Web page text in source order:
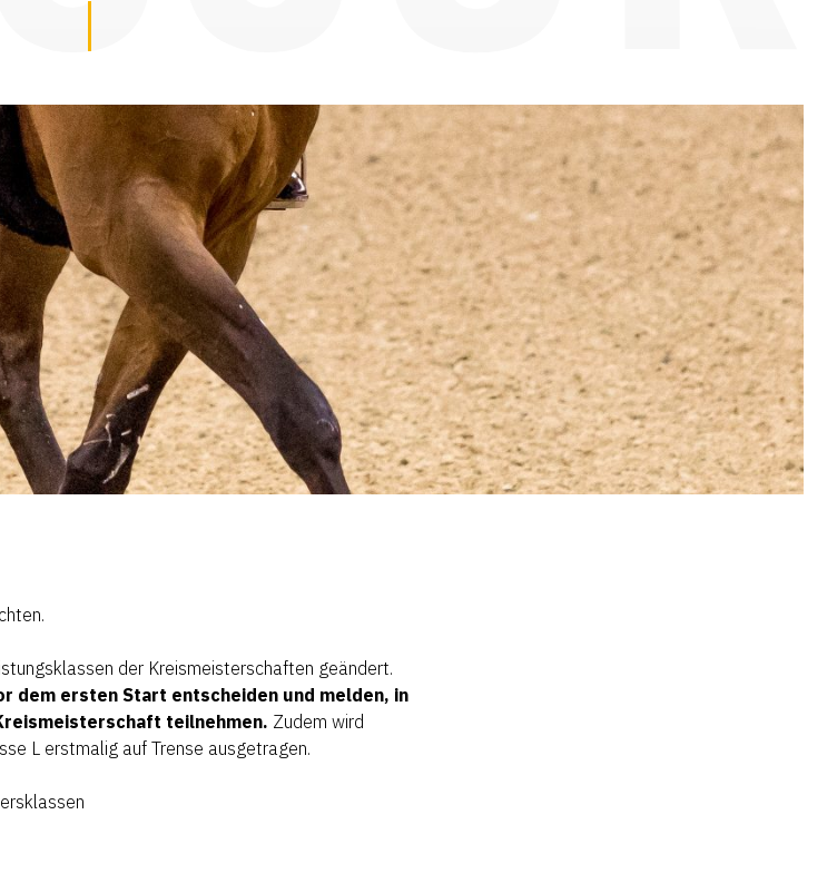
der Kreismeisterschaften geändert.
dem ersten Start entscheiden und melden, in
teilnehmen. Zudem wird
L erstmalig auf Trense ausgetragen.